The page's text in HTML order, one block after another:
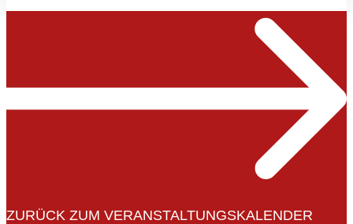
ZURÜCK ZUM VERANSTALTUNGSKALENDER